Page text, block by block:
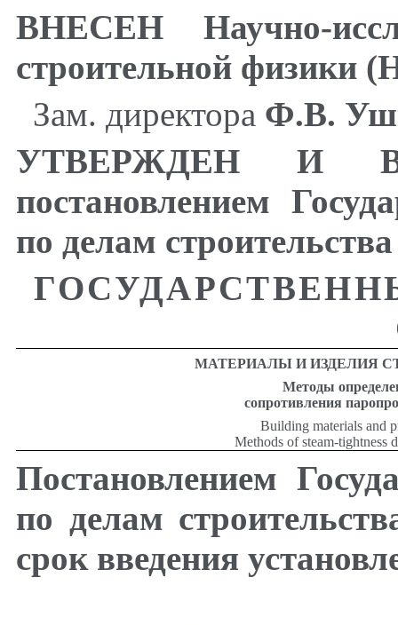
ВНЕСЕН Научно-
строительной
Зам. директора Ф.В.
УТВЕРЖДЕН И
постановлением
по делам
МАТЕРИАЛЫ И ИЗДЕЛИЯ
Методы
сопротивления
Building materials and
Methods of steam-tightness
Постановлением
по делам
срок введения